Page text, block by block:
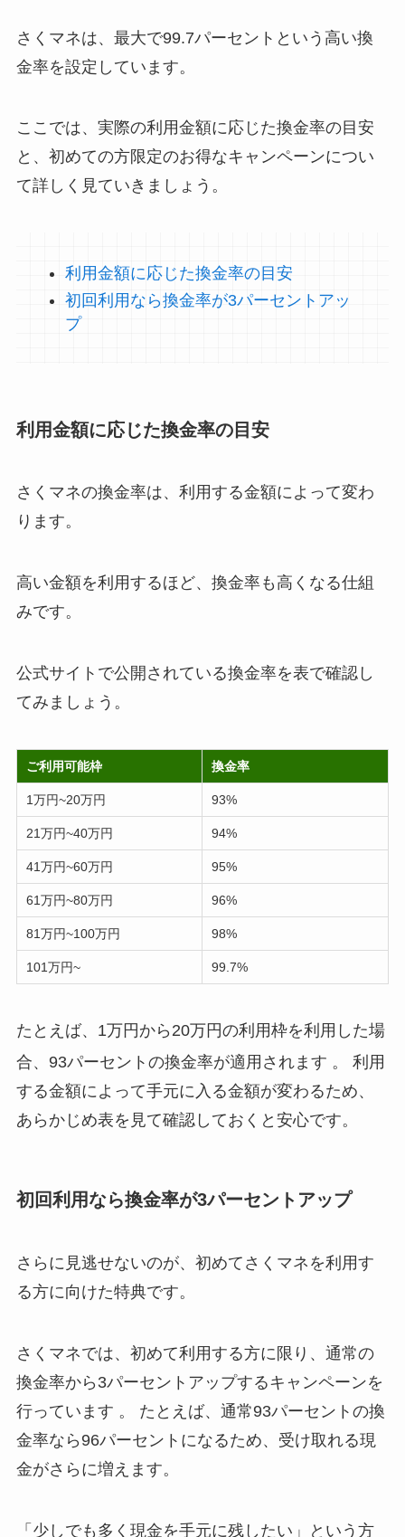
さくマネは、最大で99.7パーセントという高い換
金率を設定しています。
ここでは、実際の利用金額に応じた換金率の目安
と、初めての方限定のお得なキャンペーンについ
て詳しく見ていきましょう。
利用金額に応じた換金率の目安
初回利用なら換金率が3パーセントアッ
プ
利用金額に応じた換金率の目安
さくマネの換金率は、利用する金額によって変わ
ります。
高い金額を利用するほど、換金率も高くなる仕組
みです。
公式サイトで公開されている換金率を表で確認し
てみましょう。
ご利用可能枠 換金率
1万円~20万円 93%
21万円~40万円 94%
41万円~60万円 95%
61万円~80万円 96%
81万円~100万円 98%
101万円~ 99.7%
たとえば、1万円から20万円の利用枠を利用した場
合、93パーセントの換金率が適用されます 。 利用
する金額によって手元に入る金額が変わるため、
あらかじめ表を見て確認しておくと安心です。
初回利用なら換金率が3パーセントアップ
さらに見逃せないのが、初めてさくマネを利用す
る方に向けた特典です。
さくマネでは、初めて利用する方に限り、通常の
換金率から3パーセントアップするキャンペーンを
行っています 。 たとえば、通常93パーセントの換
金率なら96パーセントになるため、受け取れる現
金がさらに増えます。
「少しでも多く現金を手元に残したい」という方